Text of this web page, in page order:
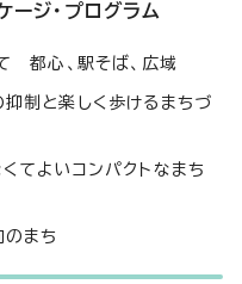
ジ・プログラム
都心、駅そば、広域
制と楽しく歩けるまちづ
てよいコンパクトなまち
まち